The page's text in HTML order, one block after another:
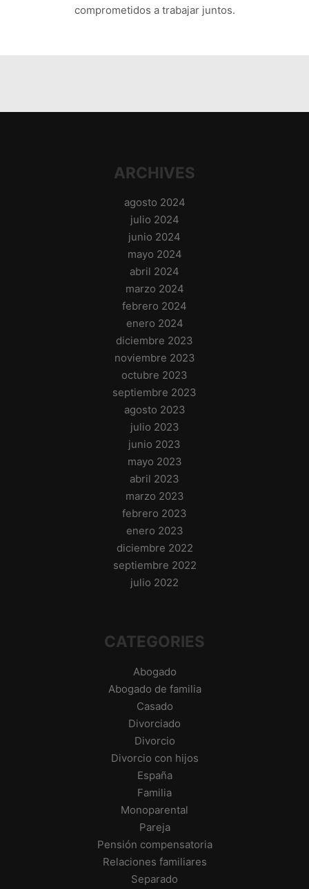
comprometidos a trabajar juntos.
ARCHIVES
agosto 2024
julio 2024
junio 2024
mayo 2024
abril 2024
marzo 2024
febrero 2024
enero 2024
diciembre 2023
noviembre 2023
octubre 2023
septiembre 2023
agosto 2023
julio 2023
junio 2023
mayo 2023
abril 2023
marzo 2023
febrero 2023
enero 2023
diciembre 2022
septiembre 2022
julio 2022
CATEGORIES
Abogado
Abogado de familia
Casado
Divorciado
Divorcio
Divorcio con hijos
España
Familia
Monoparental
Pareja
Pensión compensatoria
Relaciones familiares
Separado